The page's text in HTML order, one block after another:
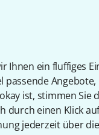
Ihnen ein fluffiges
passende
ist, stimmen
einen Klick
jederzeit über
FirthMT2A
1
Multi-Tenor
Stiel aus
runde Filzkugel